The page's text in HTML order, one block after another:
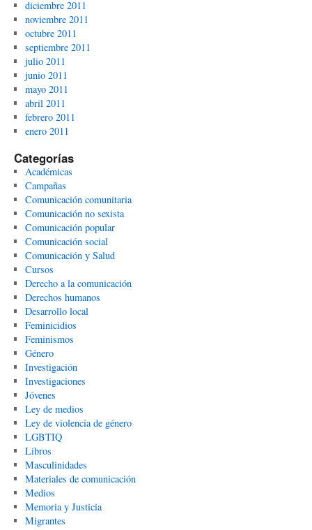
diciembre 2011
noviembre 2011
octubre 2011
septiembre 2011
julio 2011
junio 2011
mayo 2011
abril 2011
febrero 2011
enero 2011
Categorías
Académicas
Campañas
Comunicación comunitaria
Comunicación no sexista
Comunicación popular
Comunicación social
Comunicación y Salud
Cursos
Derecho a la comunicación
Derechos humanos
Desarrollo local
Feminicidios
Feminismos
Género
Investigación
Investigaciones
Jóvenes
Ley de medios
Ley de violencia de género
LGBTIQ
Libros
Masculinidades
Materiales de comunicación
Medios
Memoria y Justicia
Migrantes